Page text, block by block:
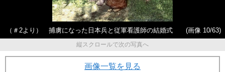
（＃2より） 捕虜になった日本兵と従軍看護師の結婚式
(画像 10/63)
縦スクロールで次の写真へ
画像一覧を見る